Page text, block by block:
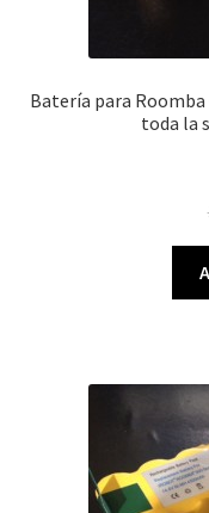
Batería para
toda la